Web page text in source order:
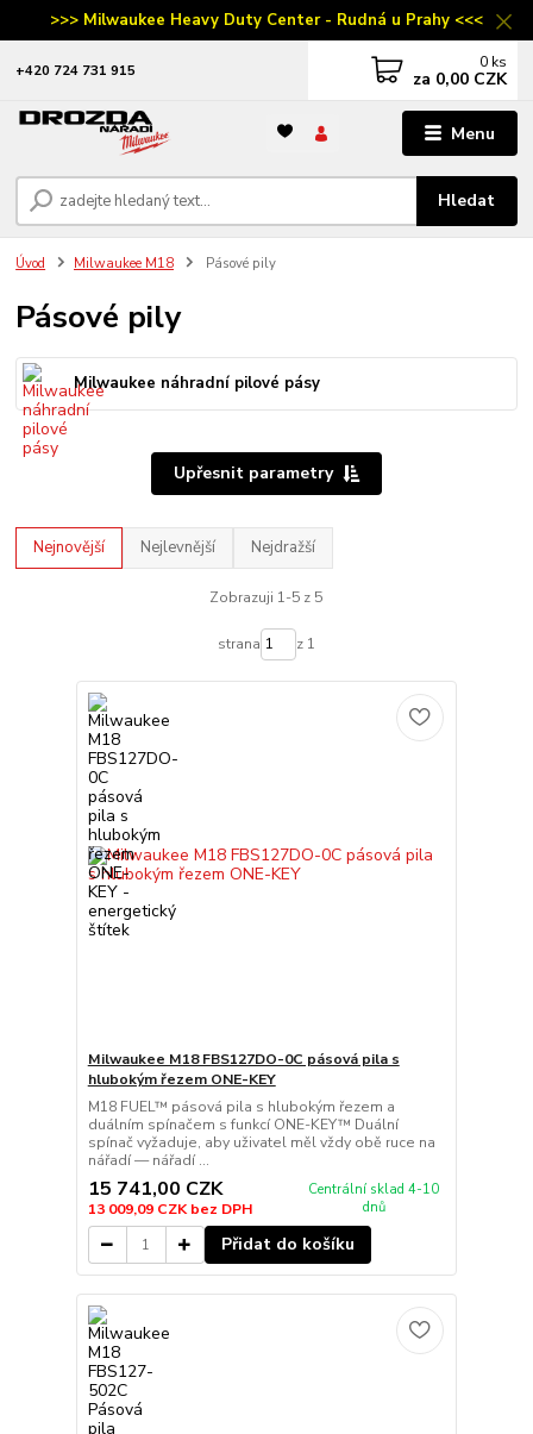
>>> Milwaukee Heavy Duty Center - Rudná u Prahy <<<
Menu
Hledat
‭+420 724 731 915 0 ks
za 0,00 CZK
Úvod Milwaukee M18 Pásové pily
Pásové pily
Milwaukee náhradní pilové pásy
Upřesnit parametry
Nejnovější Nejlevnější Nejdražší
Zobrazuji 1-5 z 5
strana z 1
Milwaukee M18 FBS127DO-0C pásová pila s
hlubokým řezem ONE-KEY
M18 FUEL™ pásová pila s hlubokým řezem a
duálním spínačem s funkcí ONE-KEY™ Duální
spínač vyžaduje, aby uživatel měl vždy obě ruce na
nářadí — nářadí ...
15 741,00 CZK
13 009,09 CZKbez DPH
Centrální sklad 4-10
dnů
Přidat do košíku